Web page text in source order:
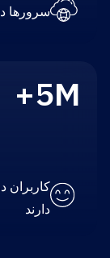
سرورها
5M+
کاربران
دارند